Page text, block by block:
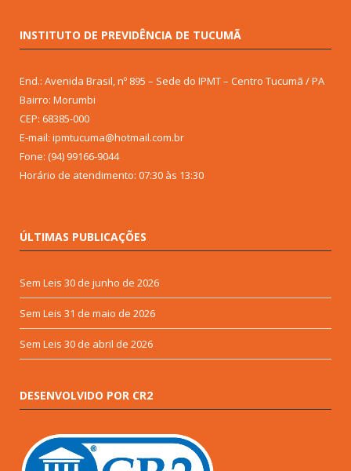
INSTITUTO DE PREVIDÊNCIA DE TUCUMÃ
End.: Avenida Brasil, nº 895 – Sede do IPMT – Centro Tucumã / PA
Bairro: Morumbi
CEP: 68385-000
E-mail: ipmtucuma@hotmail.com.br
Fone: (94) 99166-9044
Horário de atendimento: 07:30 às 13:30
ÚLTIMAS PUBLICAÇÕES
Sem Leis 30 de junho de 2026
Sem Leis 31 de maio de 2026
Sem Leis 30 de abril de 2026
DESENVOLVIDO POR CR2